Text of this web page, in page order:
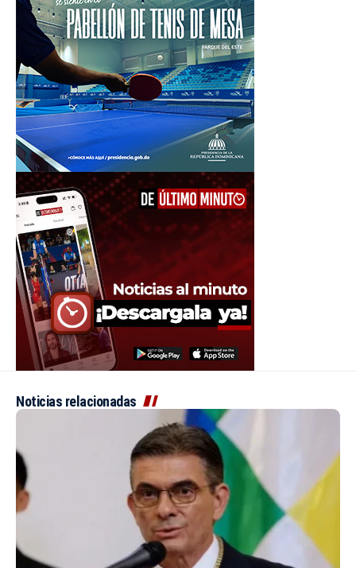
Noticias relacionadas